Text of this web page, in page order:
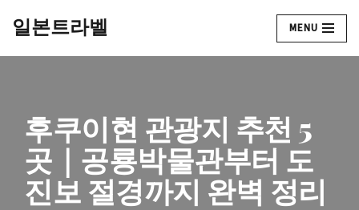
일본트라벨 MENU
후쿠이현 관광지 추천 5
곳｜공룡박물관부터 도
진보 절경까지 완벽 정리